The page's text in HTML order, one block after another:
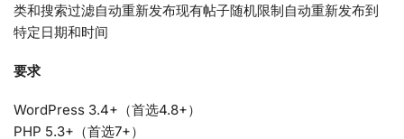
类和搜索过滤自动重新发布现有帖子随机限制自动重新发布到
特定日期和时间
要求
WordPress 3.4+（首选4.8+）
PHP 5.3+（首选7+）